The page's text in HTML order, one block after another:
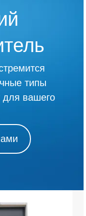
типы
вашего